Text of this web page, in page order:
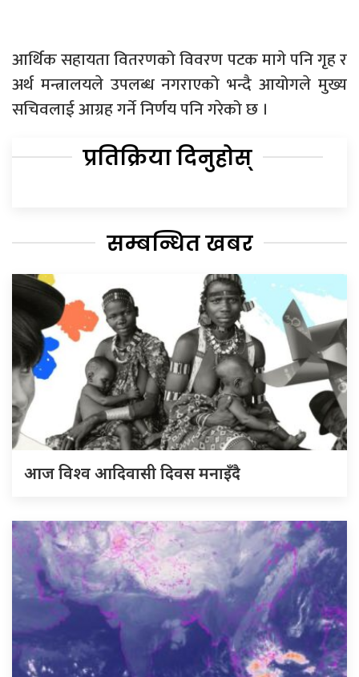
आर्थिक सहायता वितरणको विवरण पटक मागे पनि गृह र
अर्थ मन्त्रालयले उपलब्ध नगराएको भन्दै आयोगले मुख्य
सचिवलाई आग्रह गर्ने निर्णय पनि गरेको छ ।
प्रतिक्रिया दिनुहोस्
सम्बन्धित खबर
आज विश्व आदिवासी दिवस मनाइँदै